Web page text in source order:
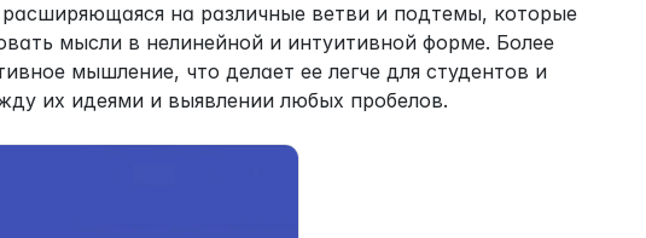
на различные ветви и подтемы, которые
мысли в нелинейной и интуитивной форме. Более
мышление, что делает ее легче для студентов и
их идеями и выявлении любых пробелов.